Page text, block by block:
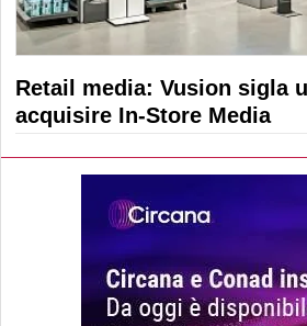
Retail media: Vusion sigla
acquisire In-Store Media